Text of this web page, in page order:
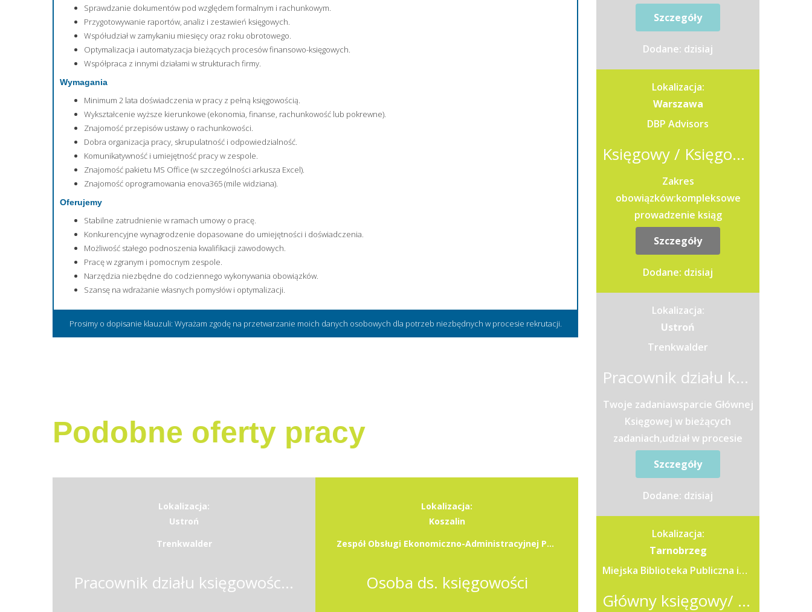
Sprawdzanie dokumentów pod względem formalnym i rachunkowym.
Przygotowywanie raportów, analiz i zestawień księgowych.
Współudział w zamykaniu miesięcy oraz roku obrotowego.
Optymalizacja i automatyzacja bieżących procesów finansowo-księgowych.
Współpraca z innymi działami w strukturach firmy.
Wymagania
Minimum 2 lata doświadczenia w pracy z pełną księgowością.
Wykształcenie wyższe kierunkowe (ekonomia, finanse, rachunkowość lub pokrewne).
Znajomość przepisów ustawy o rachunkowości.
Dobra organizacja pracy, skrupulatność i odpowiedzialność.
Komunikatywność i umiejętność pracy w zespole.
Znajomość pakietu MS Office (w szczególności arkusza Excel).
Znajomość oprogramowania enova365 (mile widziana).
Oferujemy
Stabilne zatrudnienie w ramach umowy o pracę.
Konkurencyjne wynagrodzenie dopasowane do umiejętności i doświadczenia.
Możliwość stałego podnoszenia kwalifikacji zawodowych.
Pracę w zgranym i pomocnym zespole.
Narzędzia niezbędne do codziennego wykonywania obowiązków.
Szansę na wdrażanie własnych pomysłów i optymalizacji.
Prosimy o dopisanie klauzuli: Wyrażam zgodę na przetwarzanie moich danych osobowych dla potrzeb niezbędnych w procesie rekrutacji.
Podobne oferty pracy
Lokalizacja:
Ustroń
Trenkwalder
Pracownik działu księgowości (m/k)
Lokalizacja:
Koszalin
Zespół Obsługi Ekonomiczno-Administracyjnej Przedszkoli Miejskich
Osoba ds. księgowości
księgowość),nadzorowanie
wprowadzania dokumentów do
Szczegóły
Dodane: dzisiaj
Lokalizacja:
Warszawa
DBP Advisors
Księgowy / Księgowa z j. angielskim (pełna księgowość)
Zakres
obowiązków:kompleksowe
prowadzenie ksiąg
rachunkowych dla
klientów;kontrola poprawności
księgowania dokumentów w
Szczegóły
Dodane: dzisiaj
Lokalizacja:
Ustroń
Trenkwalder
Pracownik działu księgowości (m/k)
Twoje zadaniawsparcie Głównej
Księgowej w bieżących
zadaniach,udział w procesie
miesięcznego i rocznego
zamknięcia ksiąg
rachunkowych,weryfikacja
Szczegóły
Dodane: dzisiaj
Lokalizacja:
Tarnobrzeg
Miejska Biblioteka Publiczna im. dr. Michała Marczaka
Główny księgowy/ główna księgowa